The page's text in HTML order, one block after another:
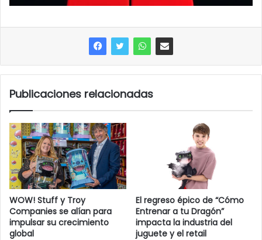
Publicaciones relacionadas
WOW! Stuff y Troy
Companies se alían para
impulsar su crecimiento
global
El regreso épico de “Cómo
Entrenar a tu Dragón”
impacta la industria del
juguete y el retail